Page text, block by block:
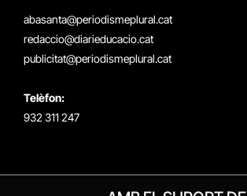
abasanta@periodismeplural.cat
redaccio@diarieducacio.cat
publicitat@periodismeplural.cat
Telèfon:
932 311 247